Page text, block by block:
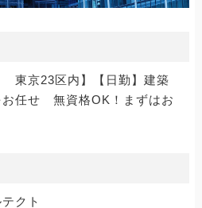
東京23区内】【日勤】建築
お任せ 無資格OK！まずはお
クト